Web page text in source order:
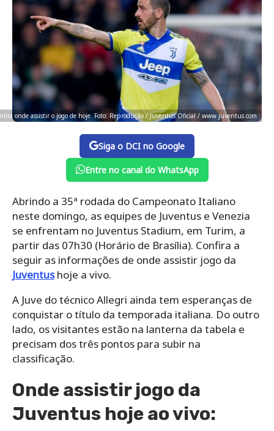
onde assistir o jogo de hoje. Foto: Reprodução / Juventus Oficial / www.juventus.com
Siga o DCI no Google
Entre no canal do WhatsApp
Abrindo a 35ª rodada do Campeonato Italiano
neste domingo, as equipes de Juventus e Venezia
se enfrentam no Juventus Stadium, em Turim, a
partir das 07h30 (Horário de Brasília). Confira a
seguir as informações de onde assistir jogo da
Juventushoje a vivo.
A Juve do técnico Allegri ainda tem esperanças de
conquistar o título da temporada italiana. Do outro
lado, os visitantes estão na lanterna da tabela e
precisam dos três pontos para subir na
classificação.
Onde assistir jogo da
Juventus hoje ao vivo: